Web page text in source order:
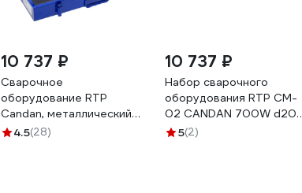
10 737 ₽
Сварочное
оборудование RTP
Candan, металлический
ящик Cm 03 V,1.5 кВт,
4.5(28)
10 737 ₽
Набор сварочного
оборудования RTP CM-
02 CANDAN 700W d20-
40 28867
5(2)